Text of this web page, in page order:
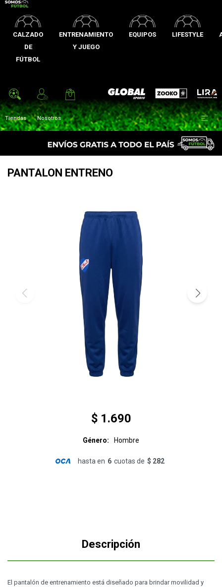
CALZADO
DE
FÚTBOL
ENTRENAMIENTO
Y JUEGO
EQUIPOS LIFESTYLE
Global Sports Zooko Lira
Tiendas Nosotros 
PANTALON ENTRENO
$ 1.690
Género Hombre
hasta en 6 cuotas de $ 282
Descripción
El pantalón de entrenamiento está diseñado para brindar movilidad y